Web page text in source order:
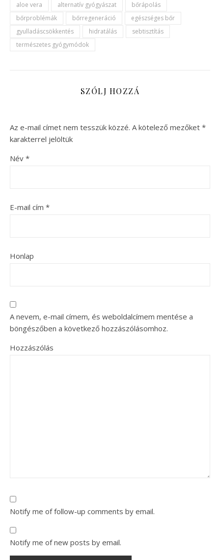
aloe vera alternatív gyógyászat
bőrápolás
bőrproblémák
bőrregeneráció
egészséges bőr
gyulladáscsökkentés
hidratálás
sebtisztítás
természetes gyógymódok
SZÓLJ HOZZÁ
Az e-mail címet nem tesszük közzé. A kötelező mezőket *
karakterrel jelöltük
Név *
E-mail cím *
Honlap
A nevem, e-mail címem, és weboldalcímem mentése a
böngészőben a következő hozzászólásomhoz.
Hozzászólás
Notify me of follow-up comments by email.
Notify me of new posts by email.